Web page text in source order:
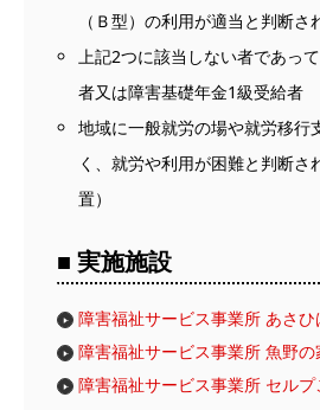
（Ｂ型）の利用が適当と判断さ
上記2つに該当しない者であっ
者又は障害基礎年金1級受給者
地域に一般就労の場や就労移行
く、就労や利用が困難と判断さ
置）
■ 実施施設
障害福祉サービス事業所 あさひ
障害福祉サービス事業所 魚野の
障害福祉サービス事業所 セル